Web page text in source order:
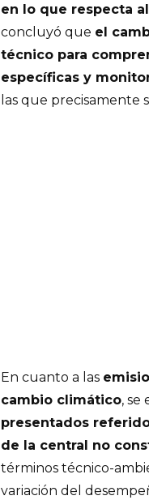
en lo que respecta
concluyó que el
técnico para
específicas y
las que precisamente
En cuanto a las
cambio climático, se
presentados
de la central no
términos técnico-
variación del